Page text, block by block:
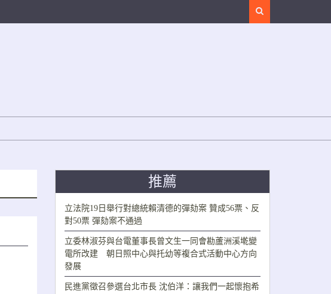
推薦
立法院19日舉行對總統賴清德的彈劾案 贊成56票、反
對50票 彈劾案不通過
立委林淑芬與台電董事長曾文生一同會勘蘆洲溪墘變
電所改建 朝日照中心與托幼等複合式活動中心方向
發展
民進黨徵召參選台北市長 沈伯洋：讓我們一起懷抱希